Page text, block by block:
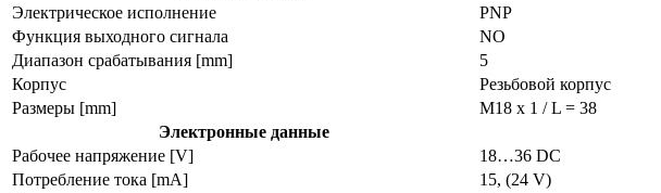
Электрическое исполнение
PNP
Функция выходного сигнала
NO
Диапазон срабатывания [mm]
5
Корпус
Резьбовой корпус
Размеры [mm]
M18 x 1 / L = 38
Электронные данные
Рабочее напряжение [V]
18…36 DC
Потребление тока [mA]
15, (24 V)